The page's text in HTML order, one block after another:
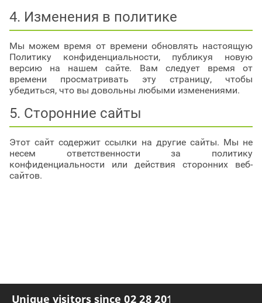
4. Изменения в политике
Мы можем время от времени обновлять настоящую
Политику конфиденциальности, публикуя новую
версию на нашем сайте. Вам следует время от
времени просматривать эту страницу, чтобы
убедиться, что вы довольны любыми изменениями.
5. Сторонние сайты
Этот сайт содержит ссылки на другие сайты. Мы не
несем ответственности за политику
конфиденциальности или действия сторонних веб-
сайтов.